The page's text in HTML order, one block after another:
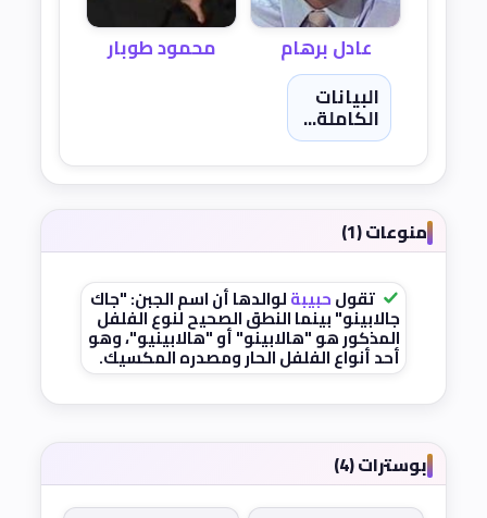
عادل برهام
محمود طوبار
البيانات
الكاملة...
منوعات (1)
تقولحبيبةلوالدها أن اسم الجبن: "جاك
جالابينو" بينما النطق الصحيح لنوع الفلفل
المذكور هو "هالابينو" أو "هالابينيو"، وهو
أحد أنواع الفلفل الحار ومصدره المكسيك.
بوسترات (4)